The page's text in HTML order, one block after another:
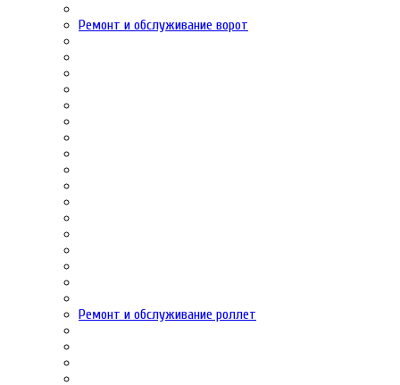
Ремонт и обслуживание ворот
Ремонт и обслуживание роллет